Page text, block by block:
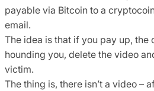
payable via Bitcoin to a
email.
The idea is that if you pay up, the
hounding you, delete the video
victim.
The thing is, there isn’t a video –